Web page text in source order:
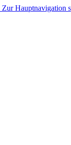
Zur Hauptnavigation